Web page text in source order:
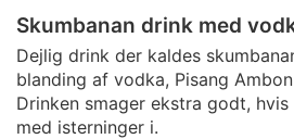
Skumbanan drink med
Dejlig drink der kaldes
blanding af vodka, Pisang
Drinken smager ekstra godt,
med isterninger i.